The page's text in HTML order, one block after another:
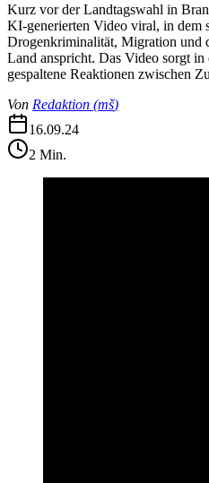
Kurz vor der Landtagswahl in
KI-generierten Video viral, in dem
Drogenkriminalität, Migration und
Land anspricht. Das Video sorgt
gespaltene Reaktionen zwischen
Von Redaktion (mš)
16.09.24
2 Min.